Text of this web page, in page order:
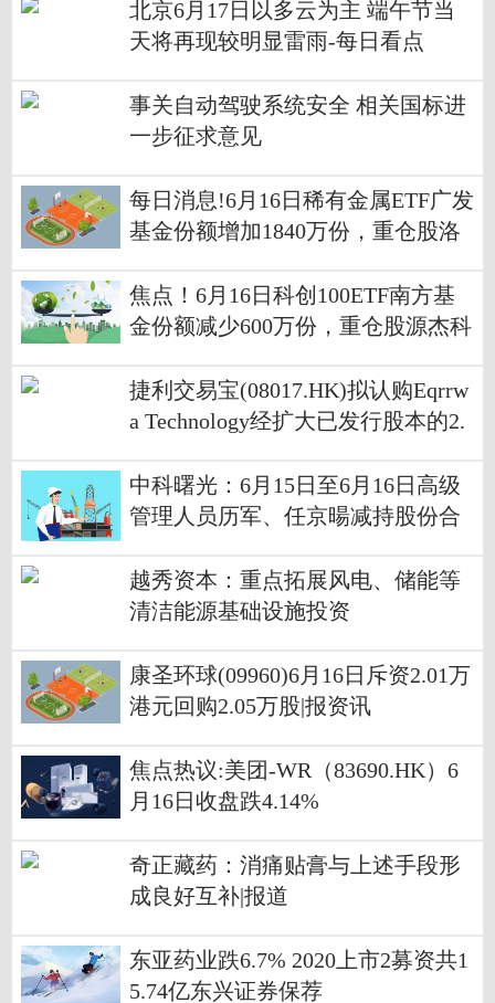
北京6月17日以多云为主 端午节当
天将再现较明显雷雨-每日看点
事关自动驾驶系统安全 相关国标进
一步征求意见
每日消息!6月16日稀有金属ETF广发
基金份额增加1840万份，重仓股洛
焦点！6月16日科创100ETF南方基
金份额减少600万份，重仓股源杰科
捷利交易宝(08017.HK)拟认购Eqrrw
a Technology经扩大已发行股本的2.
中科曙光：6月15日至6月16日高级
管理人员历军、任京暘减持股份合
越秀资本：重点拓展风电、储能等
清洁能源基础设施投资
康圣环球(09960)6月16日斥资2.01万
港元回购2.05万股|报资讯
焦点热议:美团-WR（83690.HK）6
月16日收盘跌4.14%
奇正藏药：消痛贴膏与上述手段形
成良好互补|报道
东亚药业跌6.7% 2020上市2募资共1
5.74亿东兴证券保荐